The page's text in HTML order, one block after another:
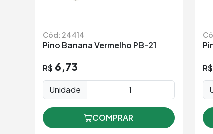
Cód: 24414
Pino Banana Vermelho PB-21
R$ 6,73
Unidade
COMPRAR
R$